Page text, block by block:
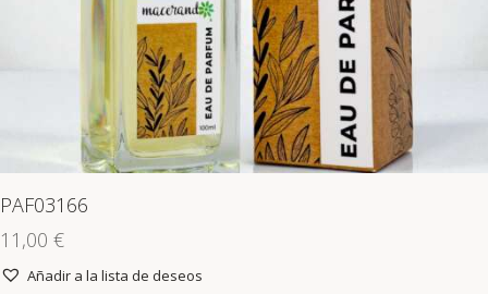
PAF03166
11,00 €
Añadir a la lista de deseos